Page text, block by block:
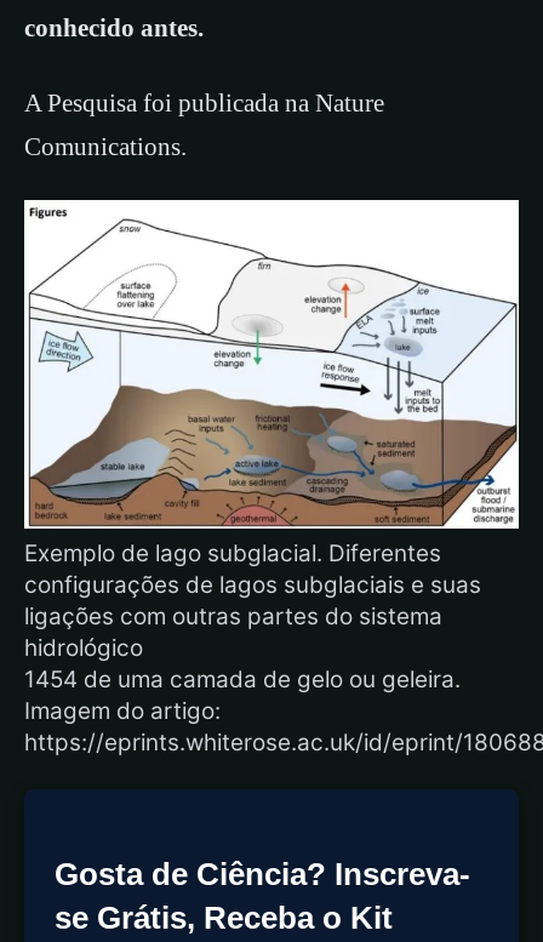
conhecido antes.
A Pesquisa foi publicada na Nature
Comunications.
Exemplo de lago subglacial. Diferentes
configurações de lagos subglaciais e suas
ligações com outras partes do sistema
hidrológico
1454 de uma camada de gelo ou geleira.
Imagem do artigo:
https://eprints.whiterose.ac.uk/id/eprint/
Gosta de Ciência? Inscreva-
se Grátis, Receba o Kit